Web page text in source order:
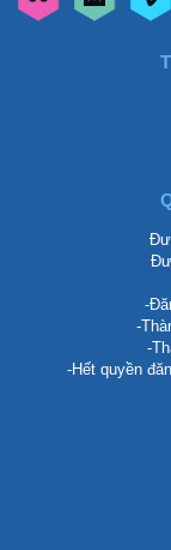
-
-
-
-Hết quyền